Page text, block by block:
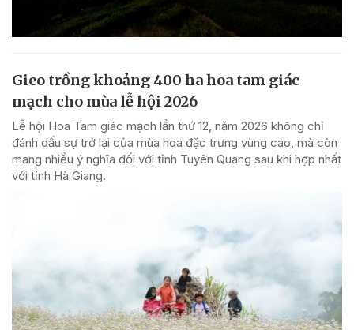
Gieo trồng khoảng 400 ha hoa tam giác
mạch cho mùa lễ hội 2026
Lễ hội Hoa Tam giác mạch lần thứ 12, năm 2026 không chỉ
đánh dấu sự trở lại của mùa hoa đặc trưng vùng cao, mà còn
mang nhiều ý nghĩa đối với tỉnh Tuyên Quang sau khi hợp nhất
với tỉnh Hà Giang.